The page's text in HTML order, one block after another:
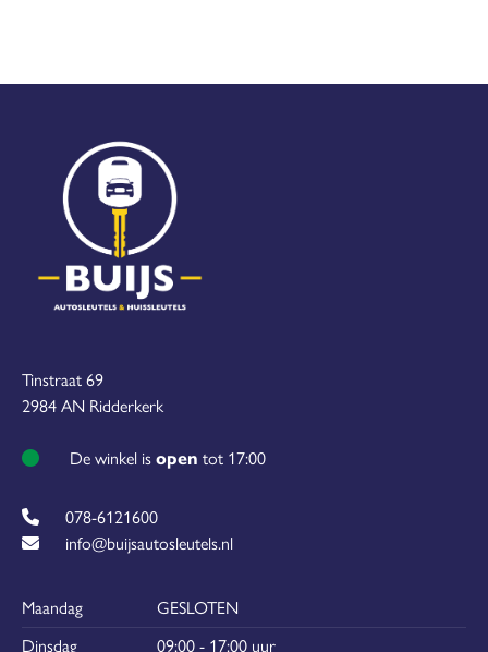
Tinstraat 69
2984 AN Ridderkerk
De winkel is open tot 17:00
078-6121600
info@buijsautosleutels.nl
Maandag
GESLOTEN
Dinsdag
09:00 - 17:00 uur